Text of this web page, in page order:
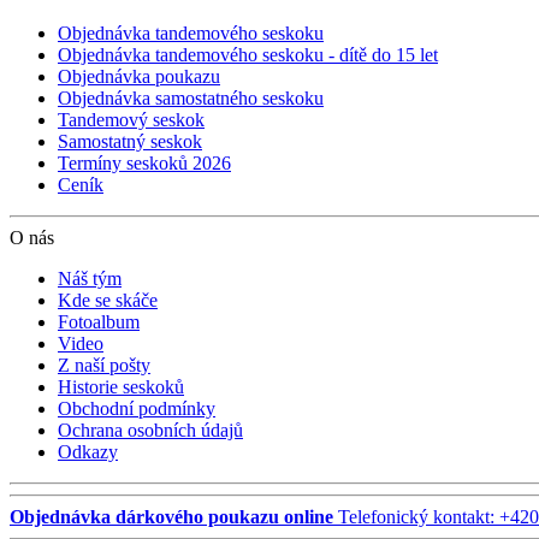
Objednávka tandemového seskoku
Objednávka tandemového seskoku - dítě do 15 let
Objednávka poukazu
Objednávka samostatného seskoku
Tandemový seskok
Samostatný seskok
Termíny seskoků 2026
Ceník
O nás
Náš tým
Kde se skáče
Fotoalbum
Video
Z naší pošty
Historie seskoků
Obchodní podmínky
Ochrana osobních údajů
Odkazy
Objednávka dárkového poukazu online Telefonický kontakt: